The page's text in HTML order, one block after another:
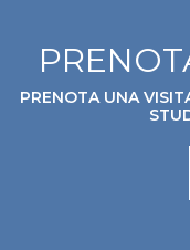
PRENOTA UNA